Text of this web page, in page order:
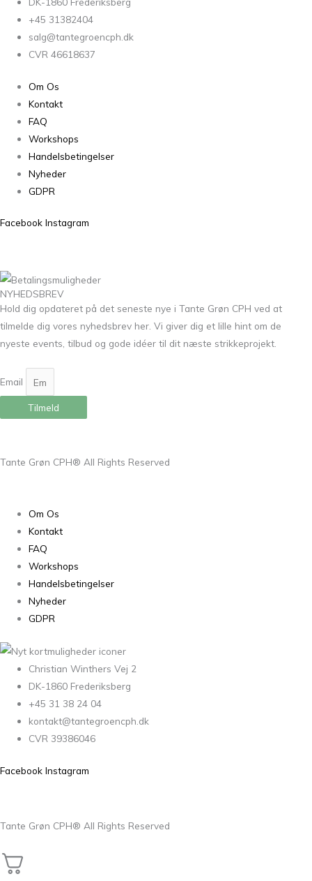
+45 31382404
salg@tantegroencph.dk
CVR 46618637
Om Os
Kontakt
FAQ
Workshops
Handelsbetingelser
Nyheder
GDPR
Facebook Instagram
NYHEDSBREV
Hold dig opdateret på det seneste nye i Tante Grøn CPH ved at
tilmelde dig vores nyhedsbrev her. Vi giver dig et lille hint om de
nyeste events, tilbud og gode idéer til dit næste strikkeprojekt.
Email
Tilmeld
Tante Grøn CPH® All Rights Reserved
Om Os
Kontakt
FAQ
Workshops
Handelsbetingelser
Nyheder
GDPR
Christian Winthers Vej 2
DK-1860 Frederiksberg
+45 31 38 24 04
kontakt@tantegroencph.dk
CVR 39386046
Facebook Instagram
Tante Grøn CPH® All Rights Reserved